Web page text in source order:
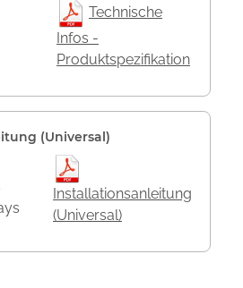
Technische
Infos -
Produktspezifikation
(Universal)
Installationsanleitung
(Universal)